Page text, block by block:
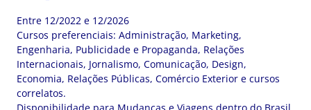
Entre 12/2022 e 12/2026
Cursos preferenciais: Administração, Marketing,
Engenharia, Publicidade e Propaganda, Relações
Internacionais, Jornalismo, Comunicação, Design,
Economia, Relações Públicas, Comércio Exterior e cursos
correlatos.